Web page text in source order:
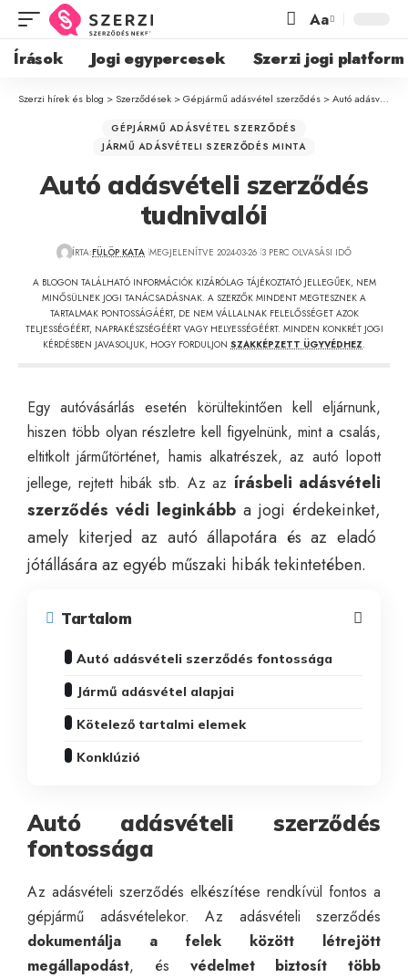
Aa
Írások Jogi egypercesek Szerzi jogi platform
Szerzi hírek és blog > Szerződések >Gépjármű adásvétel szerződés >Autó adásvételi szerződés tudnivalói
GÉPJÁRMŰ ADÁSVÉTEL SZERZŐDÉS
JÁRMŰ ADÁSVÉTELI SZERZŐDÉS MINTA
Autó adásvételi szerződés
tudnivalói
ÍRTA:FÜLÖP KATA MEGJELENÍTVE 2024-03-26 3 PERC OLVASÁSI IDŐ
A BLOGON TALÁLHATÓ INFORMÁCIÓK KIZÁRÓLAG TÁJÉKOZTATÓ JELLEGŰEK, NEM
MINŐSÜLNEK JOGI TANÁCSADÁSNAK. A SZERZŐK MINDENT MEGTESZNEK A
TARTALMAK PONTOSSÁGÁÉRT, DE NEM VÁLLALNAK FELELŐSSÉGET AZOK
TELJESSÉGÉÉRT, NAPRAKÉSZSÉGÉÉRT VAGY HELYESSÉGÉÉRT. MINDEN KONKRÉT JOGI
KÉRDÉSBEN JAVASOLJUK, HOGY FORDULJON SZAKKÉPZETT ÜGYVÉDHEZ.
Egy autóvásárlás esetén körültekintően kell eljárnunk,
hiszen több olyan részletre kell figyelnünk, mint a csalás,
eltitkolt járműtörténet, hamis alkatrészek, az autó lopott
jellege, rejtett hibák stb. Az az írásbeli adásvételi
szerződés védi leginkább a jogi érdekeinket,
amely kiterjed az autó állapotára és az eladó
jótállására az egyéb műszaki hibák tekintetében.
Tartalom
Autó adásvételi szerződés fontossága
Jármű adásvétel alapjai
Kötelező tartalmi elemek
Konklúzió
Autó adásvételi szerződés
fontossága
Az adásvételi szerződés elkészítése rendkívül fontos a
gépjármű adásvételekor. Az adásvételi szerződés
dokumentálja a felek között létrejött
megállapodást, és védelmet biztosít több